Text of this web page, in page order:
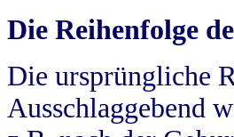
Die Reihenfolge
Die ursprüngliche
Ausschlaggebend